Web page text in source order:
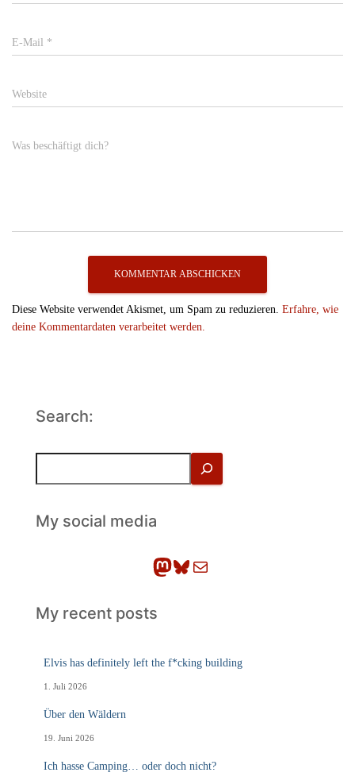
E-Mail *
Website
Was beschäftigt dich?
Diese Website verwendet Akismet, um Spam zu reduzieren. Erfahre, wie
deine Kommentardaten verarbeitet werden.
Search:
h
eMy social media
Mastodon Bluesky E-Mail
My recent posts
Elvis has definitely left the f*cking building
1. Juli 2026
Über den Wäldern
19. Juni 2026
Ich hasse Camping… oder doch nicht?